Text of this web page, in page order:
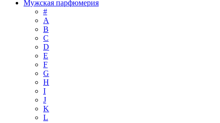
Мужская парфюмерия
#
A
B
C
D
E
F
G
H
I
J
K
L